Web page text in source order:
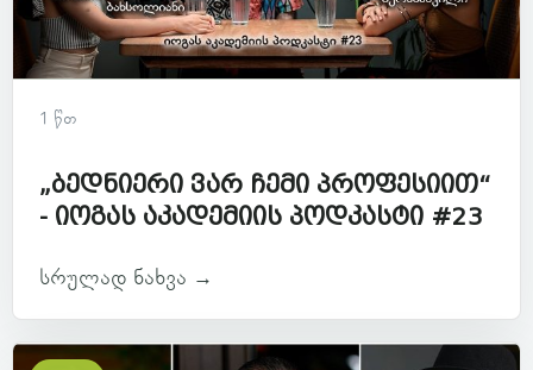
1 წთ
„ბედნიერი ვარ ჩემი პროფესიით“
- იოგას აკადემიის პოდკასტი #23
სრულად ნახვა →